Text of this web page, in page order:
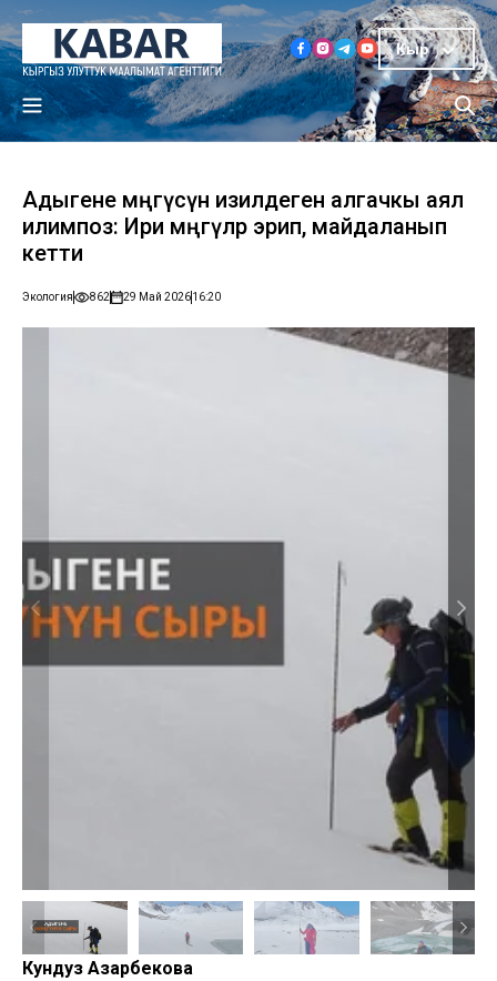
Кыр
Адыгене мөңгүсүн изилдеген алгачкы аял
илимпоз: Ири мөңгүлөр эрип, майдаланып
кетти
Экология 862 29 Май 202616:20
Кундуз Азарбекова